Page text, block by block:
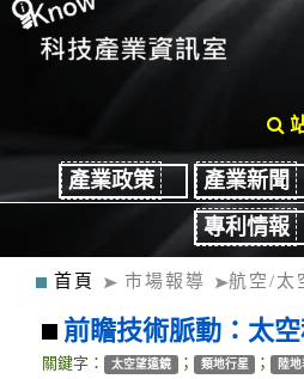
產業政策 產業新聞
專利情報
首頁 市場報導 航空/太
前瞻技術脈動：太空
關鍵字： 太空望遠鏡 ； 類地行星 ； 陸